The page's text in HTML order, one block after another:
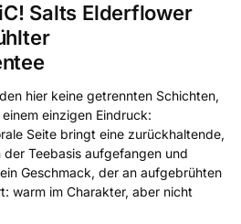
Salts Elderflower
hier keine getrennten Schichten,
einzigen Eindruck:
Seite bringt eine zurückhaltende,
Teebasis aufgefangen und
Geschmack, der an aufgebrühten
warm im Charakter, aber nicht